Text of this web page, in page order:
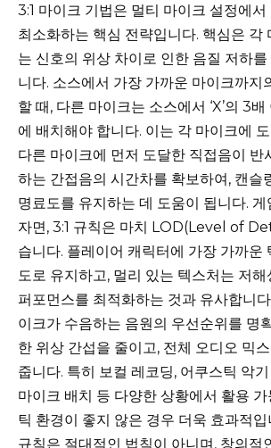
3:1 마이크 기법은 멀티 마이크 설정에
최소화하는 핵심 전략입니다. 핵심은 각
는 신호의 위상 차이로 인한 음질 저하
니다. 소스에서 가장 가까운 마이크까지
할 때, 다른 마이크는 소스에서 ‘X’의 3
에 배치해야 합니다. 이는 각 마이크에
다른 마이크에 먼저 도달한 직접음이 반
하는 간접음의 시간차를 확보하여, 캔슬
명료도를 유지하는 데 도움이 됩니다.
자면, 3:1 규칙은 마치 LOD(Level of
습니다. 플레이어 캐릭터에 가장 가까운
도로 유지하고, 멀리 있는 텍스처는 저
퍼포먼스를 최적화하는 것과 유사합니
이크가 수음하는 음원의 우선순위를 명
한 위상 간섭을 줄이고, 전체 오디오 믹
줍니다. 특히 보컬 레코딩, 어쿠스틱 악
마이크 배치 등 다양한 상황에서 활용
틱 환경이 좋지 않은 경우 더욱 효과적입
규칙은 절대적인 법칙이 아니며, 창의적